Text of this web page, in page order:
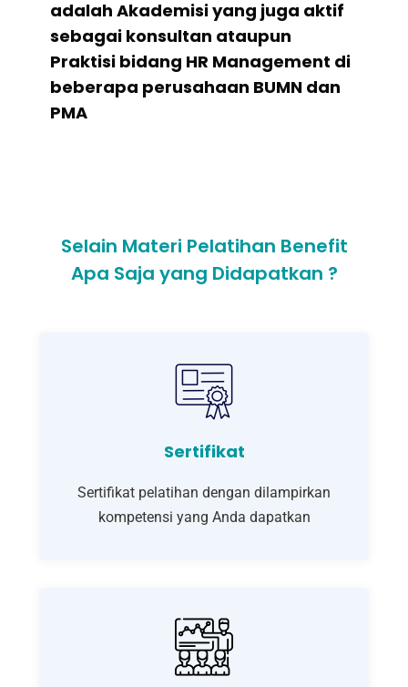
adalah Akademisi yang juga aktif
sebagai konsultan ataupun
Praktisi bidang HR Management di
beberapa perusahaan BUMN dan
PMA
Selain Materi Pelatihan Benefit
Apa Saja yang Didapatkan ?
Sertifikat
Sertifikat pelatihan dengan dilampirkan
kompetensi yang Anda dapatkan